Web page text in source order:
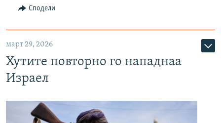
Сподели
март 29, 2026
Хутите повторно го нападнаа
Израел